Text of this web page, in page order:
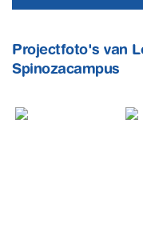
Projectfoto's van
Spinozacampus